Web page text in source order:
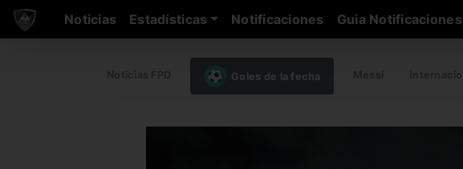
Noticias Estadísticas Notificaciones Guia Notificaciones
Goles de la fecha